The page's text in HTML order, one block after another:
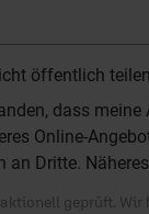
öffentlich
dass
Online-
an Dritte.
geprüft.